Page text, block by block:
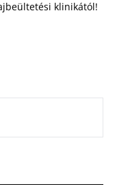
klinikától!